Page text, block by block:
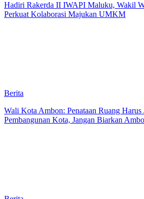
Hadiri Rakerda II IWAPI Maluku, Wakil
Perkuat Kolaborasi Majukan UMKM
Berita
Wali Kota Ambon: Penataan Ruang Harus
Pembangunan Kota, Jangan Biarkan